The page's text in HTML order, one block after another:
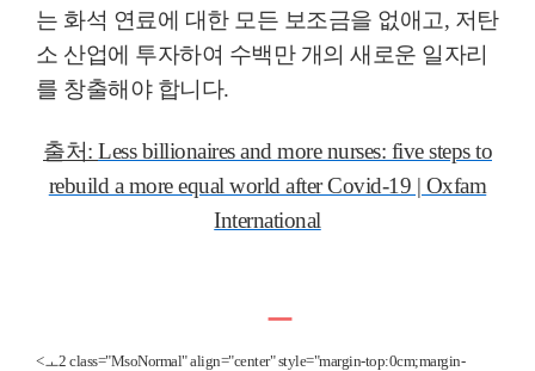
는 화석 연료에 대한 모든 보조금을 없애고, 저탄
소 산업에 투자하여 수백만 개의 새로운 일자리
를 창출해야 합니다.
출처: Less billionaires and more nurses: five steps to
rebuild a more equal world after Covid-19 | Oxfam
International
ㅡ
<ㅗ2 class="MsoNormal" align="center" style="margin-top:0cm;margin-